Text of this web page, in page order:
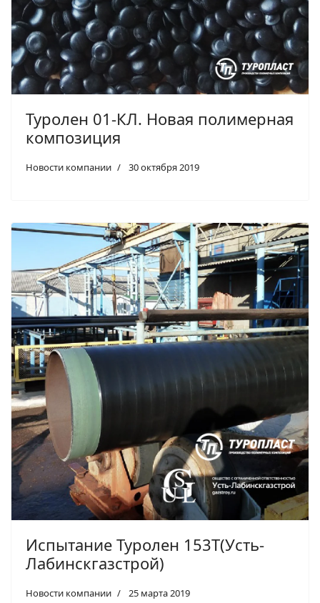
Туролен 01-КЛ. Новая полимерная
композиция
Новости компании 30 октября 2019
Испытание Туролен 153Т(Усть-
Лабинскгазстрой)
Новости компании 25 марта 2019